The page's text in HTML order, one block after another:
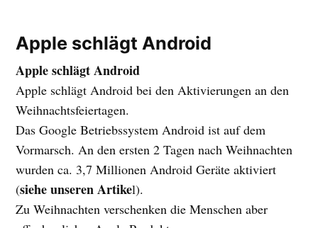
Apple schlägt Android
Apple schlägt Android
Apple schlägt Android bei den Aktivierungen an den
Weihnachtsfeiertagen.
Das Google Betriebssystem Android ist auf dem
Vormarsch. An den ersten 2 Tagen nach Weihnachten
wurden ca. 3,7 Millionen Android Geräte aktiviert
(siehe unseren Artikel).
Zu Weihnachten verschenken die Menschen aber